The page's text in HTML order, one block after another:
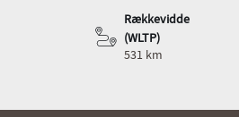
Rækkevidde
(WLTP)
531 km